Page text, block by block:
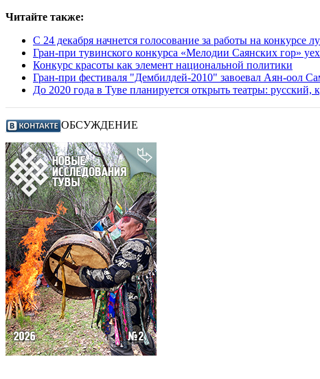
Читайте также:
С 24 декабря начнется голосование за работы на конкурсе
Гран-при тувинского конкурса «Мелодии Саянских гор»
Конкурс красоты как элемент национальной политики
Гран-при фестиваля "Дембилдей-2010" завоевал Аян-оол
До 2020 года в Туве планируется открыть театры: русский,
ОБСУЖДЕНИЕ